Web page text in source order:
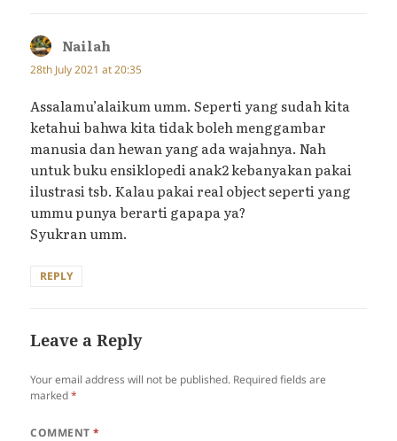
Nailah
28th July 2021 at 20:35
Assalamu’alaikum umm. Seperti yang sudah kita
ketahui bahwa kita tidak boleh menggambar
manusia dan hewan yang ada wajahnya. Nah
untuk buku ensiklopedi anak2 kebanyakan pakai
ilustrasi tsb. Kalau pakai real object seperti yang
ummu punya berarti gapapa ya?
Syukran umm.
REPLY
Leave a Reply
Your email address will not be published. Required fields are
marked*
COMMENT*